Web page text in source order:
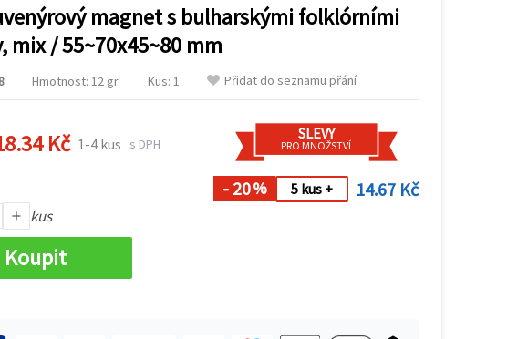
magnet s bulharskými folklórními
mix / 55~70x45~80 mm
Hmotnost: 12 gr. Kus: 1 Přidat do seznamu přání
Kč 1-4 kus s DPH
SLEVY
PRO MNOŽSTVÍ
- 20% 5 kus + 14.67 Kč
kus
Koupit